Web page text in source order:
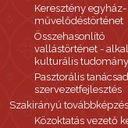
Keresztény egyház-
művelődéstörténet
Összehasonlító
vallástörténet -
kulturális
Pasztorális
szervezetfejlesztés
Szakirányú továbbképzés
Közoktatás vezető